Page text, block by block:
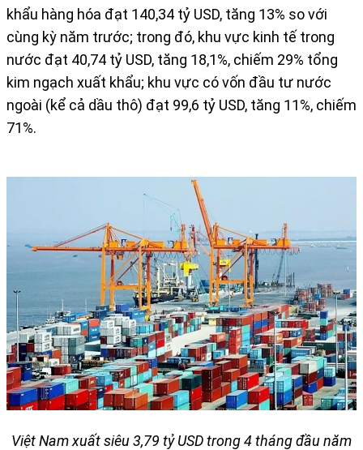
khẩu hàng hóa đạt 140,34 tỷ USD, tăng 13% so với
cùng kỳ năm trước; trong đó, khu vực kinh tế trong
nước đạt 40,74 tỷ USD, tăng 18,1%, chiếm 29% tổng
kim ngạch xuất khẩu; khu vực có vốn đầu tư nước
ngoài (kể cả dầu thô) đạt 99,6 tỷ USD, tăng 11%, chiếm
71%.
​Việt Nam xuất siêu 3,79 tỷ USD trong 4 tháng đầu năm